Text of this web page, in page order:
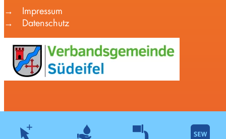
Impressum
Datenschutz